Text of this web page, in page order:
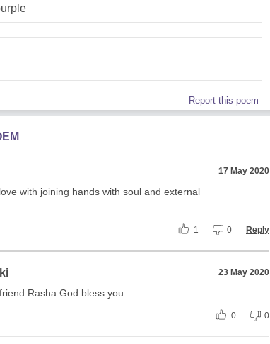
Report this poem
17 May 2020
with joining hands with soul and external
1 0 Reply
23 May 2020
Rasha.God bless you.
0 0